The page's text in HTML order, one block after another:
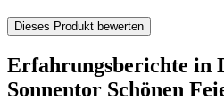
Dieses Produkt bewerten
Erfahrungsberichte in
Sonnentor Schönen